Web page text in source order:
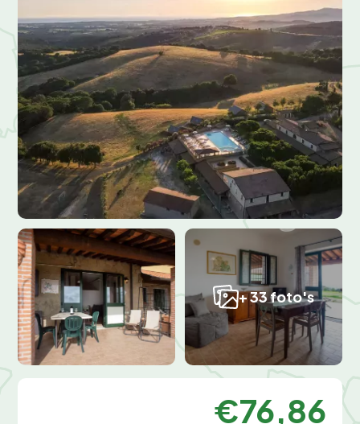
+ 33 foto's
€76,86